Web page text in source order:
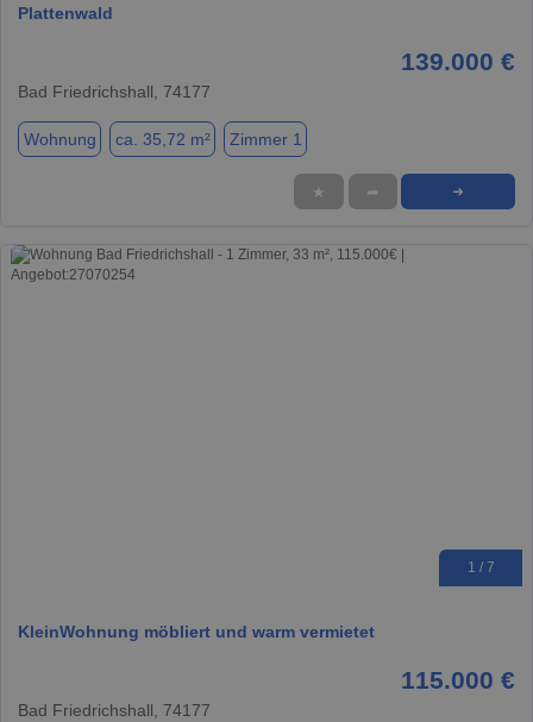
Plattenwald
139.000 €
Bad Friedrichshall, 74177
Wohnung ca. 35,72 m² Zimmer 1
★ ➦ ➜
1 / 7
KleinWohnung möbliert und warm vermietet
115.000 €
Bad Friedrichshall, 74177